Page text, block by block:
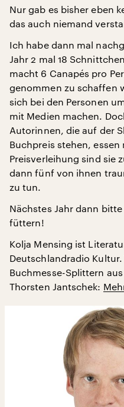
Nur gab es bisher eben
das auch niemand
Ich habe dann mal
Jahr 2 mal 18
macht 6 Canapés pro
genommen zu schaffen
sich bei den Personen
mit Medien machen.
Autorinnen, die auf der
Buchpreis stehen,
Preisverleihung sind sie
dann fünf von ihnen
zu tun.
Nächstes Jahr dann
füttern!
Kolja Mensing ist
Deutschlandradio
Buchmesse-Splittern
Thorsten Jantschek: